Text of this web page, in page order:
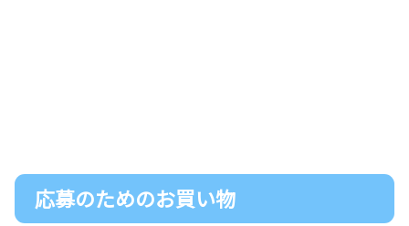
応募のためのお買い物